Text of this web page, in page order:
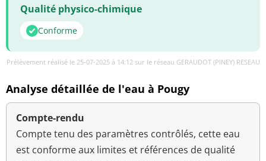
Qualité physico-chimique
Conforme
Prélèvement réalisé le 25-07-2025 à 14:12 sur le réseau GERAUDOT (PINEY) RESEAU
Analyse détaillée de l'eau à Pougy
Compte-rendu
Compte tenu des paramètres contrôlés, cette eau
est conforme aux limites et références de qualité